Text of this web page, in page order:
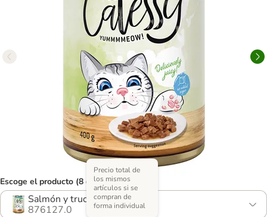
Escoge el producto (8 opciones)
Salmón y trucha en salsa
876127.0
Precio total de
los mismos
artículos si se
compran de
forma individual